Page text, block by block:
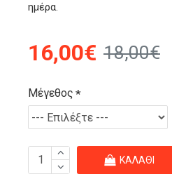
ημέρα.
16,00€ 18,00€
Μέγεθος
ΚΑΛΆΘΙ